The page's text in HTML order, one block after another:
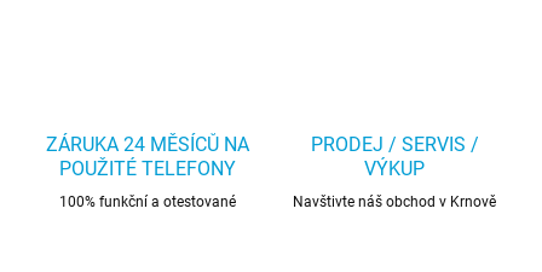
ZÁRUKA 24 MĚSÍCŮ NA
POUŽITÉ TELEFONY
100% funkční a otestované
PRODEJ / SERVIS /
VÝKUP
Navštivte náš obchod v Krnově